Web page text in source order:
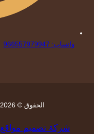
واتساب: 966557979947
الحقوق © 2026
شركة تصميم مواقع